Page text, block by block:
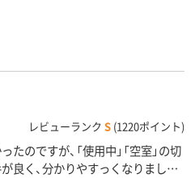
レビューランク S (1220ポイント)
のですが、「使用中」「空室」の切
良く、分かりやすっくなりまし